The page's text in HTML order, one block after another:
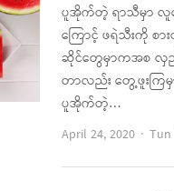
ပူအိုက်တဲ့ ရာသီမှာ လူတ
ကြောင့် ဖရဲသီးကို စ
ဆိုင်တွေမှာကအစ လှည်
တာလည်း တွေ့ဖူးကြ
ပူအိုက်တဲ့…
April 24, 2020